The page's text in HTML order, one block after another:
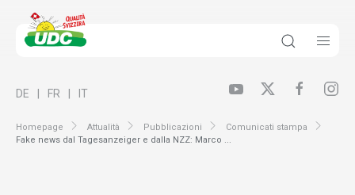
Homepage Attualità Pubblicazioni
Comunicati stampa
Fake news dal Tagesanzeiger e dalla NZZ: Marco ...
DE FR IT